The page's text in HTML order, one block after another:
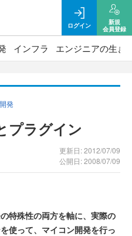
ログイン
新規
会員登録
インフラ エンジニアの生き
発
プラグイン
更新日: 2012/07/09
公開日: 2008/07/09
特殊性の両方を軸に、実際の
使って、マイコン開発を行っ